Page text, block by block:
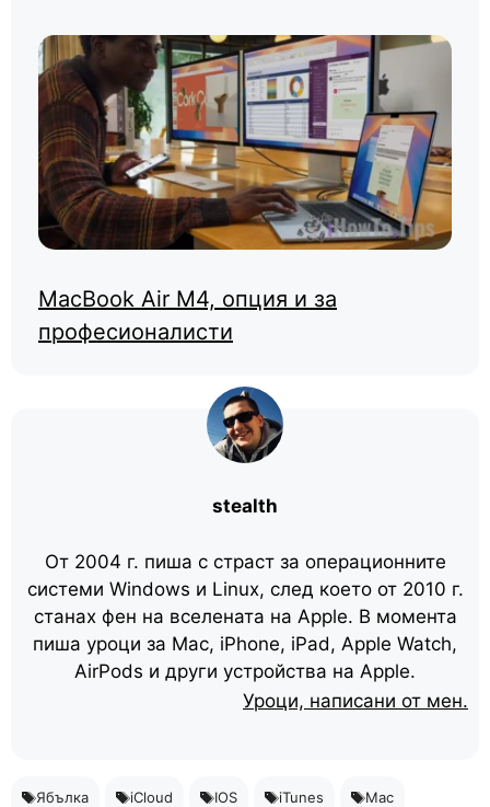
MacBook Air M4, опция и за
професионалисти
stealth
От 2004 г. пиша с страст за операционните
системи Windows и Linux, след което от 2010 г.
станах фен на вселената на Apple. В момента
пиша уроци за Mac, iPhone, iPad, Apple Watch,
AirPods и други устройства на Apple.
Уроци, написани от мен.
Ябълка iCloud IOS iTunes Mac